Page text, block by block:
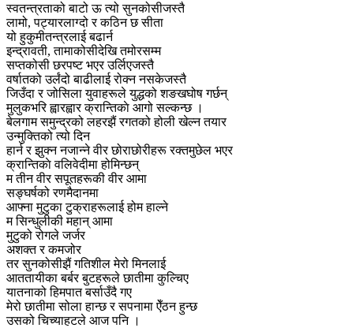
स्वतन्त्रताको बाटो ऊ त्यो सुनकोसीजस्तै
लामो, पट्यारलाग्दो र कठिन छ सीता
यो हुकुमीतन्त्रलाई बढार्न
इन्द्रावती, तामाकोसीदेखि तमोरसम्म
सप्तकोसी छरपष्ट भएर उर्लिएजस्तै
वर्षातको उर्लंदो बाढीलाई रोक्न नसकेजस्तै
जिउँदा र जोसिला युवाहरूले युद्धको शङखघोष गर्छन्
मुलुकभरि ह्वारह्वार क्रान्तिकाे आगो सल्कन्छ ।
बेलगाम समुन्द्रको लहरझैं रगतको होली खेल्न तयार
उन्मुक्तिको त्यो दिन
हार्न र झुक्न नजान्ने वीर छोराछोरीहरू रक्तमुछेल भएर
क्रान्तिकाे वलिवेदीमा होमिन्छन्
म तीन वीर सपूतहरूकी वीर आमा
सङ्घर्षको रणमैदानमा
आफ्ना मुटुका टुक्राहरूलाई होम हाल्ने
म सिन्धुलीकी महान् आमा
मुटुको रोगले जर्जर
अशक्त र कमजोर
तर सुनकोसीझैं गतिशील मेरो मिनलाई
आततायीका बर्बर बुटहरूले छातीमा कुल्चिए
यातनाको हिमपात बर्साउँदै गए
मेरो छातीमा सोला हान्छ र सपनामा ऐँठन हुन्छ
उसको चिच्याहटले आज पनि ।